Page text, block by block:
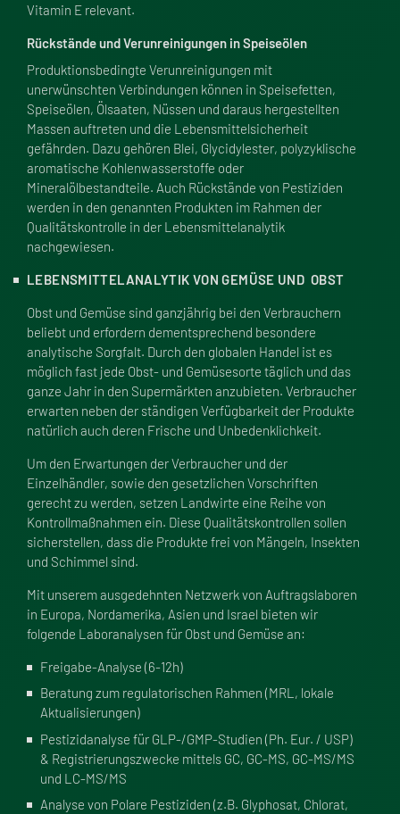
Vitamin E relevant.
Rückstände und Verunreinigungen in Speiseölen
Produktionsbedingte Verunreinigungen mit
unerwünschten Verbindungen können in Speisefetten,
Speiseölen, Ölsaaten, Nüssen und daraus hergestellten
Massen auftreten und die Lebensmittelsicherheit
gefährden. Dazu gehören Blei, Glycidylester, polyzyklische
aromatische Kohlenwasserstoffe oder
Mineralölbestandteile. Auch Rückstände von Pestiziden
werden in den genannten Produkten im Rahmen der
Qualitätskontrolle in der Lebensmittelanalytik
nachgewiesen.
LEBENSMITTELANALYTIK VON GEMÜSE UND OBST
Obst und Gemüse sind ganzjährig bei den Verbrauchern
beliebt und erfordern dementsprechend besondere
analytische Sorgfalt. Durch den globalen Handel ist es
möglich fast jede Obst- und Gemüsesorte täglich und das
ganze Jahr in den Supermärkten anzubieten. Verbraucher
erwarten neben der ständigen Verfügbarkeit der Produkte
natürlich auch deren Frische und Unbedenklichkeit.
Um den Erwartungen der Verbraucher und der
Einzelhändler, sowie den gesetzlichen Vorschriften
gerecht zu werden, setzen Landwirte eine Reihe von
Kontrollmaßnahmen ein. Diese Qualitätskontrollen sollen
sicherstellen, dass die Produkte frei von Mängeln, Insekten
und Schimmel sind.
Mit unserem ausgedehnten Netzwerk von Auftragslaboren
in Europa, Nordamerika, Asien und Israel bieten wir
folgende Laboranalysen für Obst und Gemüse an:
Freigabe-Analyse (6-12h)
Beratung zum regulatorischen Rahmen (MRL, lokale
Aktualisierungen)
Pestizidanalyse für GLP-/GMP-Studien (Ph. Eur. / USP)
& Registrierungszwecke mittels GC, GC-MS, GC-MS/MS
und LC-MS/MS
Analyse von Polare Pestiziden (z.B. Glyphosat, Chlorat,